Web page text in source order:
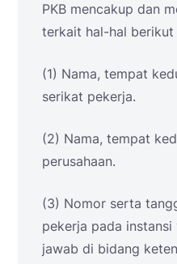
PKB mencakup dan
terkait hal-hal berikut
(1) Nama, tempat
serikat pekerja.
(2) Nama, tempat
perusahaan.
(3) Nomor serta
pekerja pada
jawab di bidang